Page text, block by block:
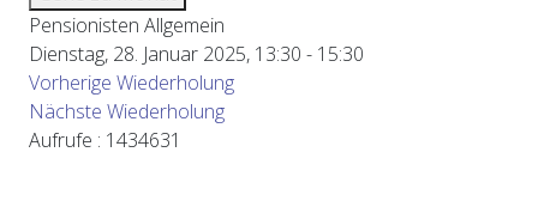
Pensionisten Allgemein
Dienstag, 28. Januar 2025, 13:30 - 15:30
Vorherige Wiederholung
Nächste Wiederholung
Aufrufe : 1434631